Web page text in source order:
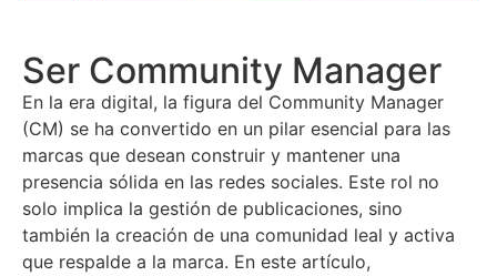
Ser Community Manager
En la era digital, la figura del Community Manager
(CM) se ha convertido en un pilar esencial para las
marcas que desean construir y mantener una
presencia sólida en las redes sociales. Este rol no
solo implica la gestión de publicaciones, sino
también la creación de una comunidad leal y activa
que respalde a la marca. En este artículo,